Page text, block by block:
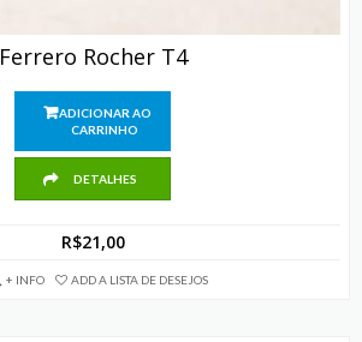
Ferrero Rocher T4
ADICIONAR AO
CARRINHO
DETALHES
R$21,00
+ INFO ADD A LISTA DE DESEJOS